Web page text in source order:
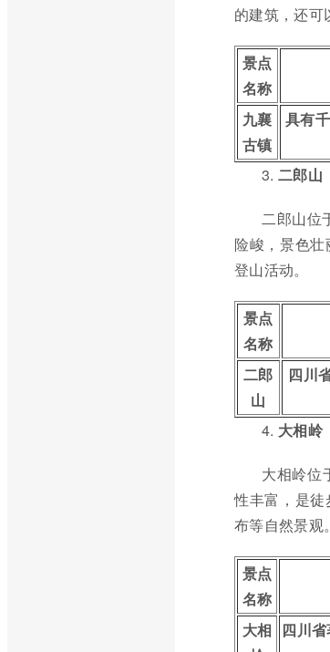
的建筑，还可
景点
名称
九襄
古镇
具有
3. 二郎山
二郎山位
险峻，景色
登山活动。
景点
名称
二郎
山
四川
4. 大相岭
大相岭位
性丰富，是
布等自然景观。
景点
名称
大相
四川